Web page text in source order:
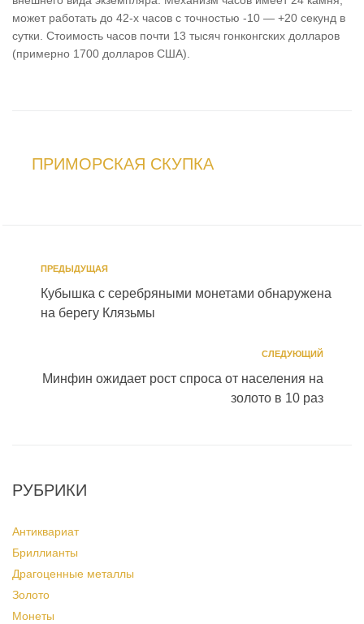
может работать до 42-х часов с точностью -10 — +20 секунд в
сутки. Стоимость часов почти 13 тысяч гонконгских долларов
(примерно 1700 долларов США).
ПРИМОРСКАЯ СКУПКА
ПРЕДЫДУЩАЯ
Кубышка с серебряными монетами обнаружена
на берегу Клязьмы
СЛЕДУЮЩИЙ
Минфин ожидает рост спроса от населения на
золото в 10 раз
РУБРИКИ
Антиквариат
Бриллианты
Драгоценные металлы
Золото
Монеты